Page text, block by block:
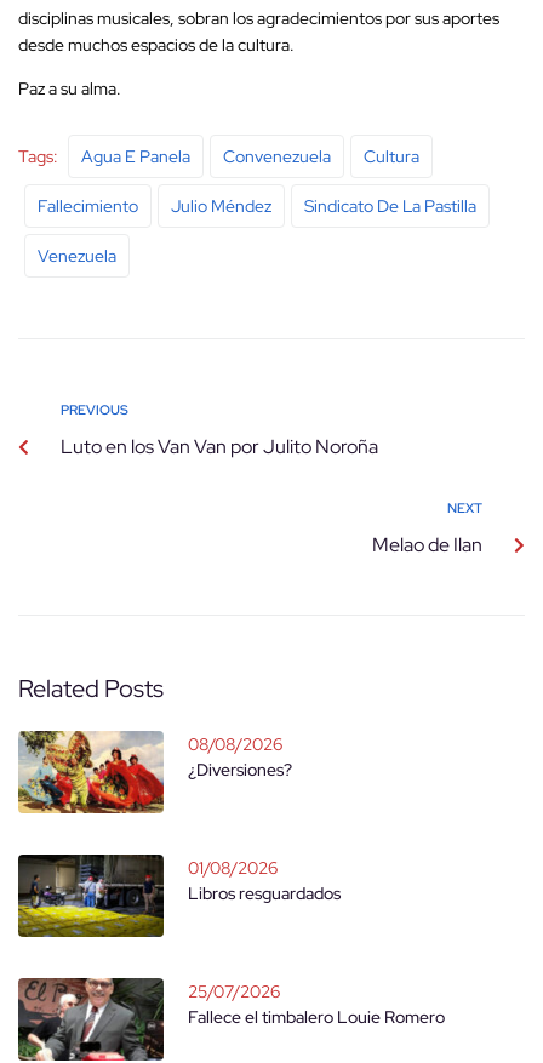
disciplinas musicales, sobran los agradecimientos por sus aportes
desde muchos espacios de la cultura.
Paz a su alma.
Tags: Agua E Panela Convenezuela Cultura
Fallecimiento Julio Méndez Sindicato De La Pastilla
Venezuela
PREVIOUS
Luto en los Van Van por Julito Noroña
NEXT
Melao de Ilan
Related Posts
08/08/2026
¿Diversiones?
01/08/2026
Libros resguardados
25/07/2026
Fallece el timbalero Louie Romero